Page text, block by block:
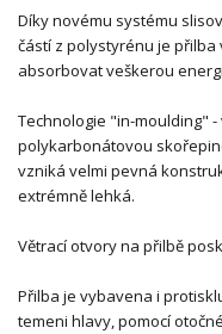
Díky novému systému
částí z polystyrénu je
absorbovat veškerou
Technologie "in-moulding"
polykarbonátovou
vzniká velmi pevná
extrémně lehká.
Větrací otvory na přilbě
Přilba je vybavena i
temeni hlavy, pomocí